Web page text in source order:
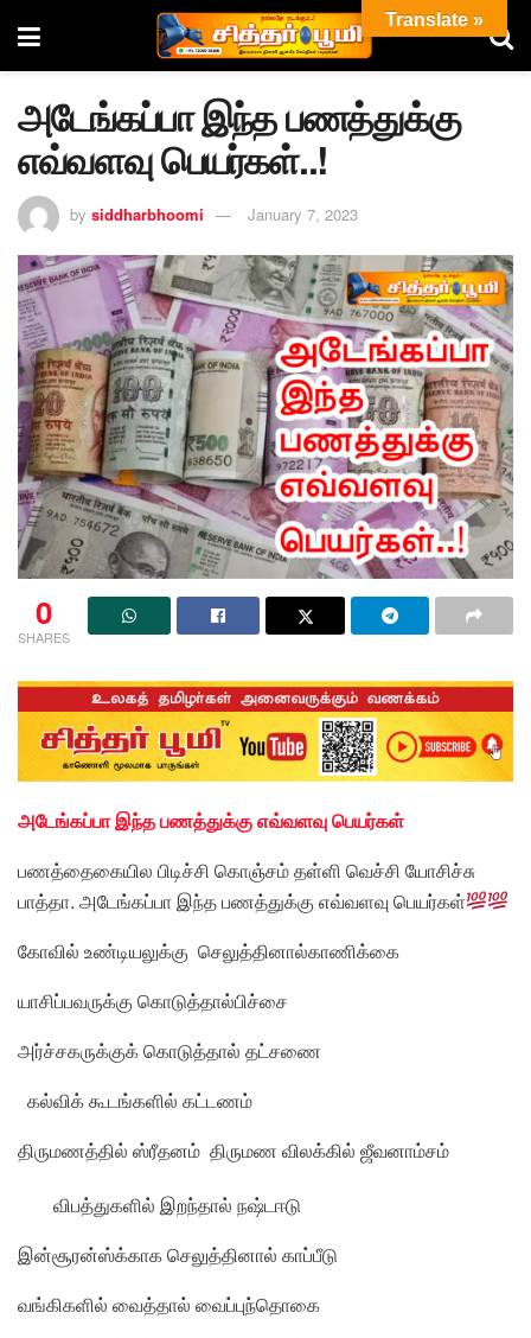
அடேங்கப்பா இந்த பணத்துக்கு
எவ்வளவு பெயர்கள்..!
by siddharbhoomi January 7, 2023
0
SHARES
அடேங்கப்பா இந்த பணத்துக்கு எவ்வளவு பெயர்கள்
பணத்தைகையில பிடிச்சி கொஞ்சம் தள்ளி வெச்சி யோசிச்சு
பாத்தா. அடேங்கப்பா இந்த பணத்துக்கு எவ்வளவு பெயர்கள்
கோவில் உண்டியலுக்கு செலுத்தினால்காணிக்கை
யாசிப்பவருக்கு கொடுத்தால்பிச்சை
அர்ச்சகருக்குக் கொடுத்தால் தட்சணை
கல்விக் கூடங்களில் கட்டணம்
திருமணத்தில் ஸ்ரீதனம் திருமண விலக்கில் ஜீவனாம்சம்
விபத்துகளில் இறந்தால் நஷ்டஈடு
இன்சூரன்ஸ்க்காக செலுத்தினால் காப்பீடு
வங்கிகளில் வைத்தால் வைப்புந்தொகை
Translate »